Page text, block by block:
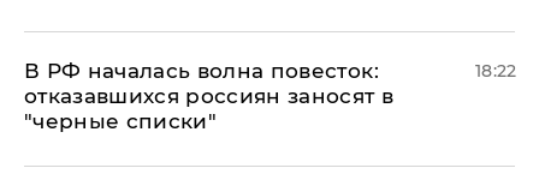
​В РФ началась волна повесток:
отказавшихся россиян заносят в
"черные списки"
18:22